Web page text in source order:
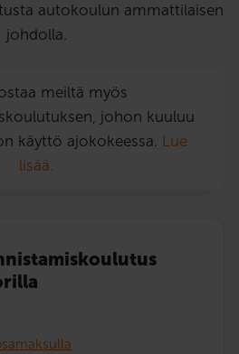
autokoulun ammattilaisen
johdolla.
meiltä myös
johon kuuluu
käyttö ajokokeessa. Lue
lisää.